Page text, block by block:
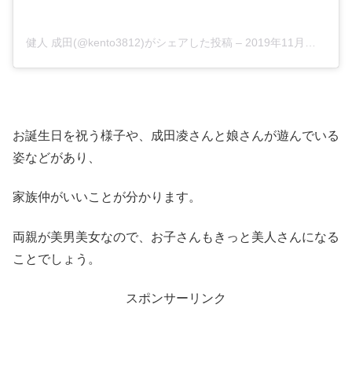
健人 成田(@kento3812)がシェアした投稿 – 2019年11月月12日午前4時57分PST
お誕生日を祝う様子や、成田凌さんと娘さんが遊んでいる
姿などがあり、
家族仲がいいことが分かります。
両親が美男美女なので、お子さんもきっと美人さんになる
ことでしょう。
スポンサーリンク